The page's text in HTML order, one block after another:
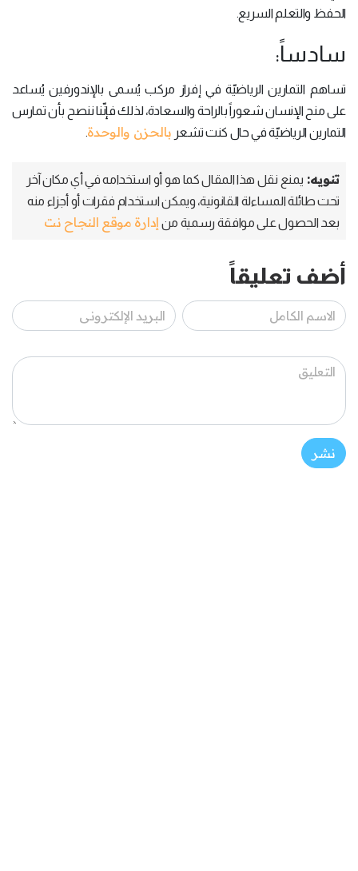
الحفظ والتعلم السريع.
سادساً:
تساهم التمارين الرياضيّة في إفراز مركب يُسمى بالإندورفين يُساعد
على منح الإنسان شعوراً بالراحة والسعادة، لذلك فإنّنا ننصح بأن تمارس
التمارين الرياضيّة في حال كنت تشعر بالحزن والوحدة.
تنويه: يمنع نقل هذا المقال كما هو أو استخدامه في أي مكان آخر
تحت طائلة المساءلة القانونية، ويمكن استخدام فقرات أو أجزاء منه
بعد الحصول على موافقة رسمية من إدارة موقع النجاح نت
أضف تعليقاً
نشر